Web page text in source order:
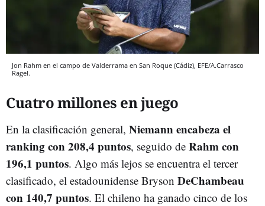
Jon Rahm en el campo de Valderrama en San Roque (Cádiz), EFE/A.Carrasco
Ragel.
Cuatro millones en juego
En la clasificación general, Niemann encabeza el
ranking con 208,4 puntos, seguido de Rahm con
196,1 puntos. Algo más lejos se encuentra el tercer
clasificado, el estadounidense Bryson DeChambeau
con 140,7 puntos. El chileno ha ganado cinco de los